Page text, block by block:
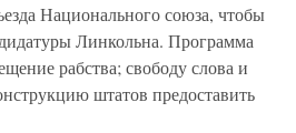
Национального союза, чтобы
Линкольна. Программа
рабства; свободу слова и
штатов предоставить